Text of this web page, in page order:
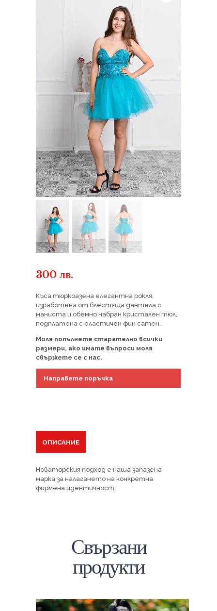
300 лв.
Къса тюркоазена елегантна рокля,
изработена от блестяща дантела с
маниста и обемно набран кристален тюл,
подплатена с еластичен фин сатен.
Моля попълнете старателно всички
размери, ако имате въпроси моля
свържете се с нас.
Направете поръчка
ОПИСАНИЕ
Новаторския подход е наша запазена
марка за налагането на конкретна
фирмена идентичност.
Свързани
продукти